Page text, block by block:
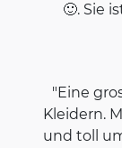
🙂. Sie
"Eine
Kleidern.
und toll